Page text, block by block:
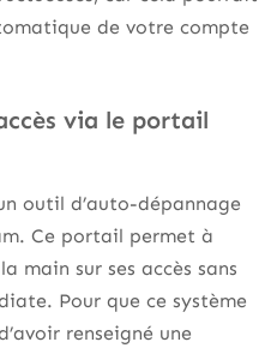
de votre compte
via le portail
outil d’auto-dépannage
Ce portail permet à
main sur ses accès sans
Pour que ce système
renseigné une